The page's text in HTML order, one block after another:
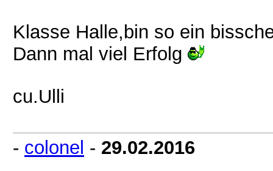
Klasse Halle,bin so ein
Dann mal viel Erfolg
cu.Ulli
- colonel - 29.02.2016